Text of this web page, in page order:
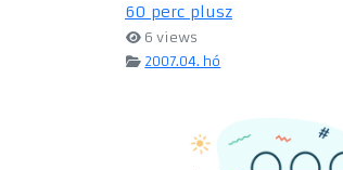
60 perc plusz
6 views
2007.04. hó